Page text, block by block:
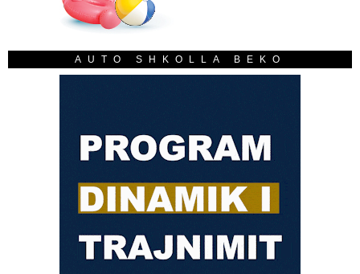
AUTO SHKOLLA BEKO